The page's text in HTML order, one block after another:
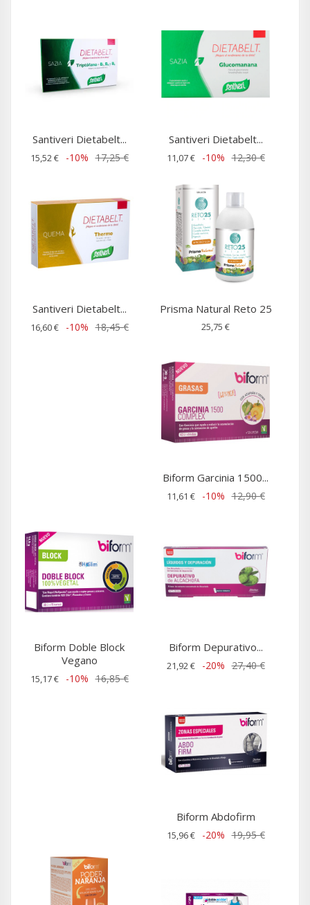
Santiveri Dietabelt...
15,52 € -10% 17,25 €
Santiveri Dietabelt...
11,07 € -10% 12,30 €
Santiveri Dietabelt...
16,60 € -10% 18,45 €
Prisma Natural Reto 25
25,75 €
Biform Garcinia 1500...
11,61 € -10% 12,90 €
Biform Doble Block
Vegano
15,17 € -10% 16,85 €
Biform Depurativo...
21,92 € -20% 27,40 €
Biform Abdofirm
15,96 € -20% 19,95 €